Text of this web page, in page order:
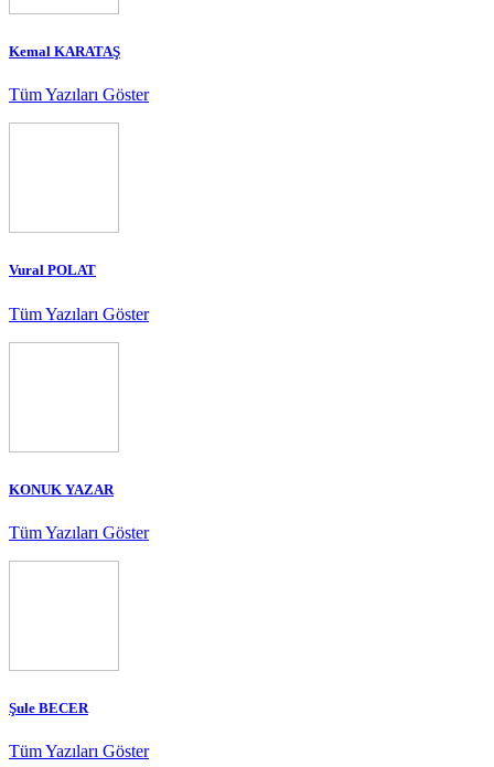
Kemal KARATAŞ
Tüm Yazıları Göster
Vural POLAT
Tüm Yazıları Göster
KONUK YAZAR
Tüm Yazıları Göster
Şule BECER
Tüm Yazıları Göster